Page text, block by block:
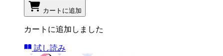
カートに追加
カートに追加しました
試し読み